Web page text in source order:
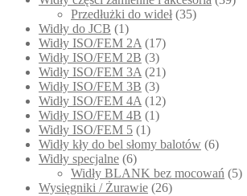
Przedłużki do wideł (35)
Widły do JCB (1)
Widły ISO/FEM 2A (17)
Widły ISO/FEM 2B (3)
Widły ISO/FEM 3A (21)
Widły ISO/FEM 3B (3)
Widły ISO/FEM 4A (12)
Widły ISO/FEM 4B (1)
Widły ISO/FEM 5 (1)
Widły kły do bel słomy balotów (6)
Widły specjalne (6)
Widły BLANK bez mocowań (5)
Wysięgniki / Żurawie (26)